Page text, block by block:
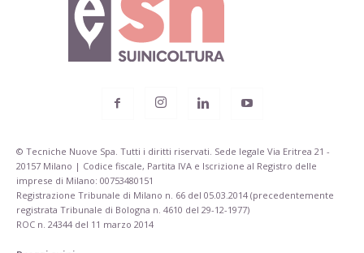
© Tecniche Nuove Spa. Tutti i diritti riservati. Sede legale Via Eritrea 21 -
20157 Milano | Codice fiscale, Partita IVA e Iscrizione al Registro delle
imprese di Milano: 00753480151
Registrazione Tribunale di Milano n. 66 del 05.03.2014 (precedentemente
registrata Tribunale di Bologna n. 4610 del 29-12-1977)
ROC n. 24344 del 11 marzo 2014